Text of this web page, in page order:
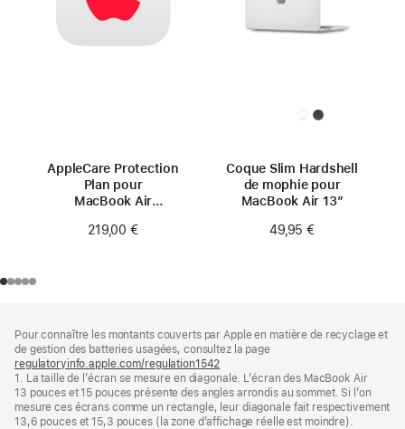
AppleCare Protection
Plan pour
MacBook Air
219,00 €
Coque Slim Hardshell
de mophie pour
MacBook Air 13″
49,95 €
de
page
de
bas
de
page
Pour connaître les montants couverts par Apple en matière de recyclage et
de gestion des batteries usagées, consultez la page
regulatoryinfo.apple.com/regulation1542
dans
une
nouvelle
fenêtre)
1. La taille de l’écran se mesure en diagonale. L’écran des MacBook Air
13 pouces et 15 pouces présente des angles arrondis au sommet. Si l’on
mesure ces écrans comme un rectangle, leur diagonale fait respectivement
13,6 pouces et 15,3 pouces (la zone d’affichage réelle est moindre).